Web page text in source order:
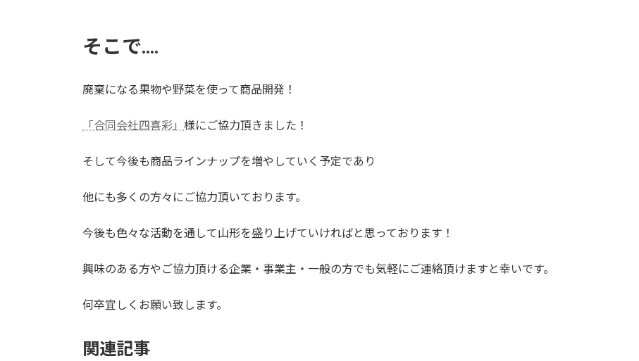
そこで....
廃棄になる果物や野菜を使って商品開発！
「合同会社四喜彩」 様にご協力頂きました！
そして今後も商品ラインナップを増やしていく予定であり
他にも多くの方々にご協力頂いております。
今後も色々な活動を通して山形を盛り上げていければと思っております！
興味のある方やご協力頂ける企業・事業主・一般の方でも気軽にご連絡頂けますと幸いです。
何卒宜しくお願い致します。
関連記事